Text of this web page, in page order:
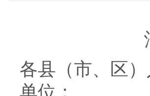
各县（市、区
单位：